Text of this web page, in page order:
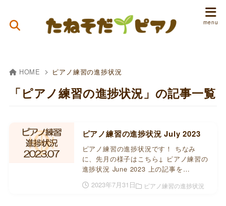
HOME ピアノ練習の進捗状況
「ピアノ練習の進捗状況」の記事一覧
ピアノ練習の進捗状況 July 2023
ピアノ練習の進捗状況です！ ちなみ
に、先月の様子はこちら↓ ピアノ練習の
進捗状況 June 2023 上の記事を…
2023年7月31日
ピアノ練習の進捗状況